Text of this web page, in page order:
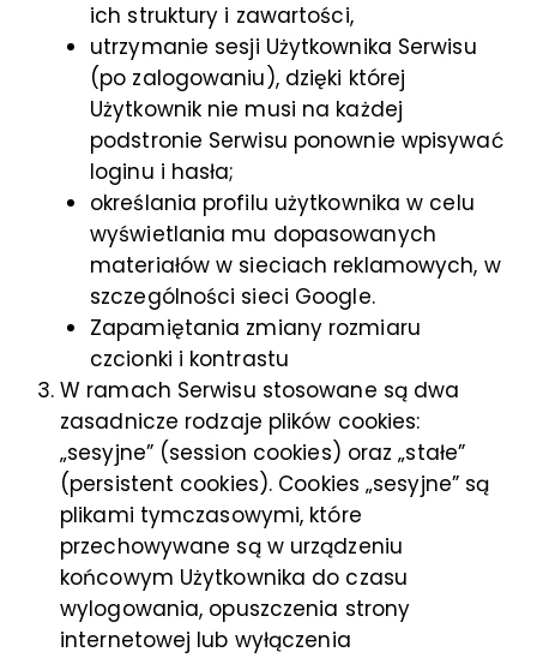
ich struktury i zawartości,
utrzymanie sesji Użytkownika Serwisu
(po zalogowaniu), dzięki której
Użytkownik nie musi na każdej
podstronie Serwisu ponownie wpisywać
loginu i hasła;
określania profilu użytkownika w celu
wyświetlania mu dopasowanych
materiałów w sieciach reklamowych, w
szczególności sieci Google.
Zapamiętania zmiany rozmiaru
czcionki i kontrastu
W ramach Serwisu stosowane są dwa
zasadnicze rodzaje plików cookies:
„sesyjne” (session cookies) oraz „stałe”
(persistent cookies). Cookies „sesyjne” są
plikami tymczasowymi, które
przechowywane są w urządzeniu
końcowym Użytkownika do czasu
wylogowania, opuszczenia strony
internetowej lub wyłączenia